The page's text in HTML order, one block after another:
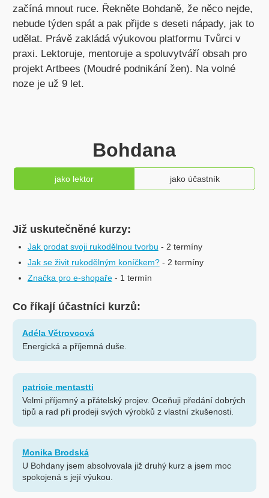
začíná mnout ruce. Řekněte Bohdaně, že něco nejde,
nebude týden spát a pak přijde s deseti nápady, jak to
udělat. Právě zakládá výukovou platformu Tvůrci v
praxi. Lektoruje, mentoruje a spoluvytváří obsah pro
projekt Artbees (Moudré podnikání žen). Na volné
noze je už 9 let.
Bohdana
jako lektor jako účastník
Již uskutečněné kurzy:
Jak prodat svoji rukodělnou tvorbu - 2 termíny
Jak se živit rukodělným koníčkem? - 2 termíny
Značka pro e-shopaře - 1 termín
Co říkají účastníci kurzů:
Adéla Větrovcová
Energická a příjemná duše.
patricie mentastti
Velmi příjemný a přátelský projev. Oceňuji předání dobrých
tipů a rad při prodeji svých výrobků z vlastní zkušenosti.
Monika Brodská
U Bohdany jsem absolvovala již druhý kurz a jsem moc
spokojená s její výukou.